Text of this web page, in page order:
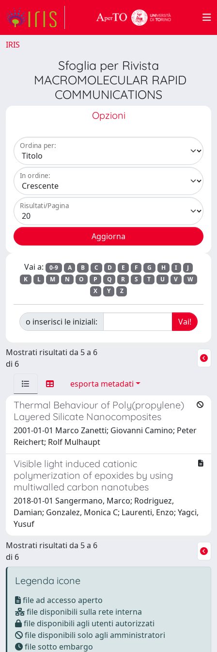
IRIS
Sfoglia per Rivista
MACROMOLECULAR RAPID
COMMUNICATIONS
Opzioni
Ordina per:
In ordine:
Risultati/Pagina
Vai a: 0-9 A B C D E F G H I
J
K
L M N O P Q R S T U V
W
X
Y Z
o inserisci le iniziali:
Mostrati risultati da 5 a 6
di 6
esporta metadati
Thermal Behaviour of Poly(propylene)
Layered Silicate Nanocomposites
2001-01-01 Marco Zanetti; Giovanni Camino; Peter
Reichert; Rolf Mulhaupt
Visible light induced cationic
polymerization of epoxides by using
multiwalled carbon nanotubes
2018-01-01 Sangermano, Marco; Rodriguez,
Damian; Gonzalez, Monica C; Laurenti, Enzo; Yagci,
Yusuf
Mostrati risultati da 5 a 6
di 6
Legenda icone
file ad accesso aperto
file disponibili sulla rete interna
file disponibili agli utenti autorizzati
file disponibili solo agli amministratori
file sotto embargo